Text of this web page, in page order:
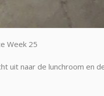
Week 25
uit naar de lunchroom en